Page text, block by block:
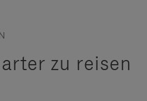
zu reisen